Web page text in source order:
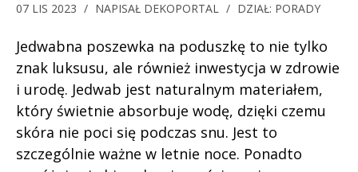
07 LIS 2023 / NAPISAŁ DEKOPORTAL / DZIAŁ: PORADY
Jedwabna poszewka na poduszkę to nie tylko
znak luksusu, ale również inwestycja w zdrowie
i urodę. Jedwab jest naturalnym materiałem,
który świetnie absorbuje wodę, dzięki czemu
skóra nie poci się podczas snu. Jest to
szczególnie ważne w letnie noce. Ponadto